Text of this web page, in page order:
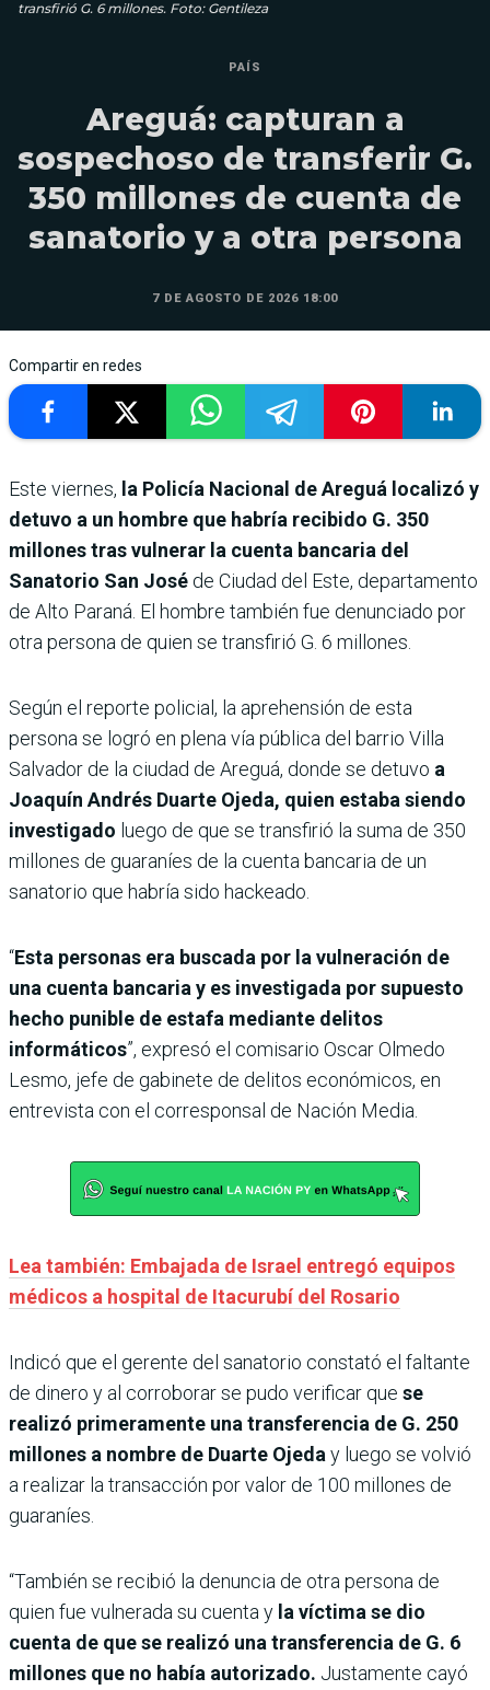
transfirió G. 6 millones. Foto: Gentileza
PAÍS
Areguá: capturan a
sospechoso de transferir G.
350 millones de cuenta de
sanatorio y a otra persona
7 DE AGOSTO DE 2026 18:00
Compartir en redes
Este viernes, la Policía Nacional de Areguá localizó y
detuvo a un hombre que habría recibido G. 350
millones tras vulnerar la cuenta bancaria del
Sanatorio San José de Ciudad del Este, departamento
de Alto Paraná. El hombre también fue denunciado por
otra persona de quien se transfirió G. 6 millones.
Según el reporte policial, la aprehensión de esta
persona se logró en plena vía pública del barrio Villa
Salvador de la ciudad de Areguá, donde se detuvo a
Joaquín Andrés Duarte Ojeda, quien estaba siendo
investigado luego de que se transfirió la suma de 350
millones de guaraníes de la cuenta bancaria de un
sanatorio que habría sido hackeado.
“Esta personas era buscada por la vulneración de
una cuenta bancaria y es investigada por supuesto
hecho punible de estafa mediante delitos
informáticos”, expresó el comisario Oscar Olmedo
Lesmo, jefe de gabinete de delitos económicos, en
entrevista con el corresponsal de Nación Media.
Lea también: Embajada de Israel entregó equipos
médicos a hospital de Itacurubí del Rosario
Indicó que el gerente del sanatorio constató el faltante
de dinero y al corroborar se pudo verificar que se
realizó primeramente una transferencia de G. 250
millones a nombre de Duarte Ojeda y luego se volvió
a realizar la transacción por valor de 100 millones de
guaraníes.
“También se recibió la denuncia de otra persona de
quien fue vulnerada su cuenta y la víctima se dio
cuenta de que se realizó una transferencia de G. 6
millones que no había autorizado. Justamente cayó